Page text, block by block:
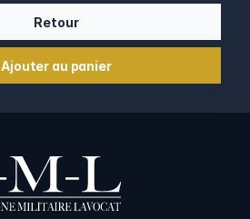
Retour
Ajouter au panier